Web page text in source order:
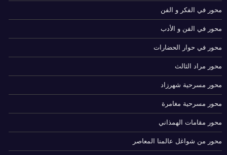
محور في الفكر و الفن
محور في الفن و الأدب
محور في حوار الحضارات
محور مراد الثالث
محور مسرحية شهرزاد
محور مسرحية مغامرة
محور مقامات الهمذاني
محور من شواغل عالمنا المعاصر